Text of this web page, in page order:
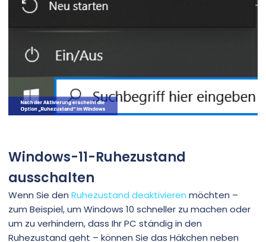
Windows-11-Ruhezustand
ausschalten
Wenn Sie den Ruhezustand deaktivieren möchten –
zum Beispiel, um Windows 10 schneller zu machen oder
um zu verhindern, dass Ihr PC ständig in den
Ruhezustand geht – können Sie das Häkchen neben